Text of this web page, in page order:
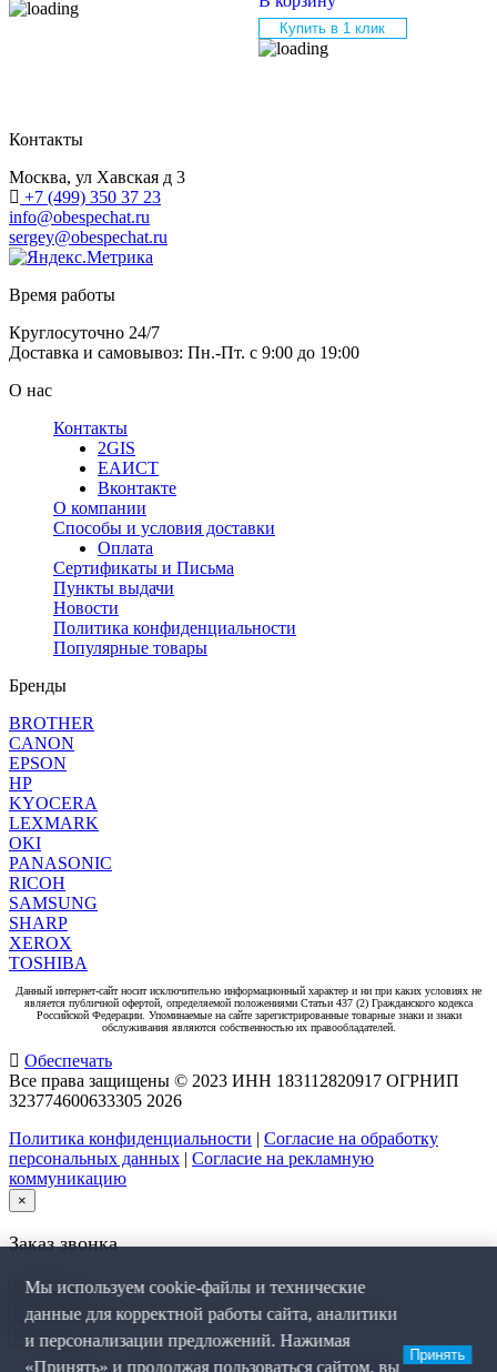
Купить в 1 клик
Контакты
Москва, ул Хавская д 3
+7 (499) 350 37 23
info@obespechat.ru
sergey@obespechat.ru
Время работы
Круглосуточно 24/7
Доставка и самовывоз: Пн.-Пт. с 9:00 до 19:00
О нас
Контакты
2GIS
ЕАИСТ
Вконтакте
О компании
Способы и условия доставки
Оплата
Сертификаты и Письма
Пункты выдачи
Новости
Политика конфиденциальности
Популярные товары
Бренды
BROTHER
CANON
EPSON
HP
KYOCERA
LEXMARK
OKI
PANASONIC
RICOH
SAMSUNG
SHARP
XEROX
TOSHIBA
Данный интернет-сайт носит исключительно информационный характер и ни при каких условиях не
является публичной офертой, определяемой положениями Статьи 437 (2) Гражданского кодекса
Российской Федерации. Упоминаемые на сайте зарегистрированные товарные знаки и знаки
обслуживания являются собственностью их правообладателей.
Обеспечать
Все права защищены © 2023 ИНН 183112820917 ОГРНИП
323774600633305 2026
Политика конфиденциальности | Согласие на обработку
персональных данных | Согласие на рекламную
коммуникацию
×
Заказ звонка
Мы используем cookie-файлы и технические
данные для корректной работы сайта, аналитики
и персонализации предложений. Нажимая
«Принять» и продолжая пользоваться сайтом, вы
Принять